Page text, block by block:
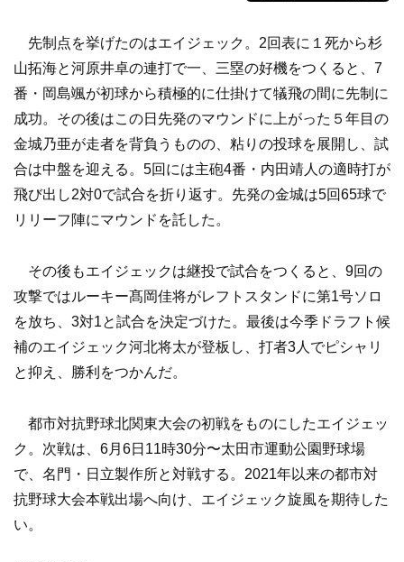
先制点を挙げたのはエイジェック。2回表に１死から杉
山拓海と河原井卓の連打で一、三塁の好機をつくると、7
番・岡島颯が初球から積極的に仕掛けて犠飛の間に先制に
成功。その後はこの日先発のマウンドに上がった５年目の
金城乃亜が走者を背負うものの、粘りの投球を展開し、試
合は中盤を迎える。5回には主砲4番・内田靖人の適時打が
飛び出し2対0で試合を折り返す。先発の金城は5回65球で
リリーフ陣にマウンドを託した。
その後もエイジェックは継投で試合をつくると、9回の
攻撃ではルーキー髙岡佳将がレフトスタンドに第1号ソロ
を放ち、3対1と試合を決定づけた。最後は今季ドラフト候
補のエイジェック河北将太が登板し、打者3人でピシャリ
と抑え、勝利をつかんだ。
都市対抗野球北関東大会の初戦をものにしたエイジェッ
ク。次戦は、6月6日11時30分〜太田市運動公園野球場
で、名門・日立製作所と対戦する。2021年以来の都市対
抗野球大会本戦出場へ向け、エイジェック旋風を期待した
い。